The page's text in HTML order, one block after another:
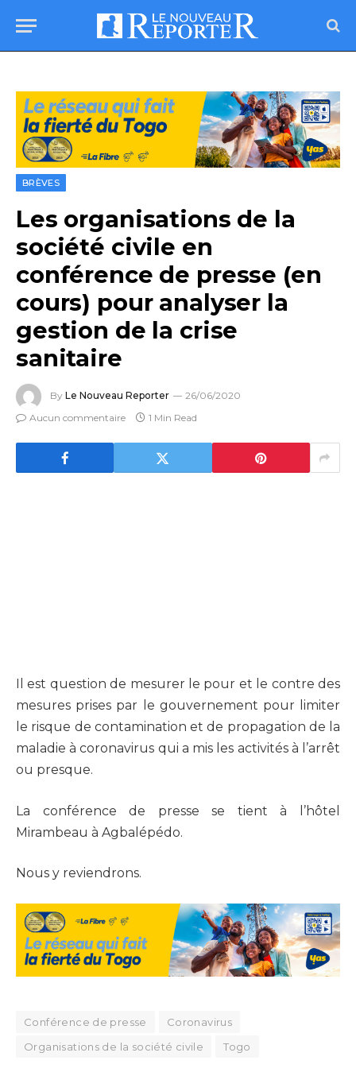
BRÈVES
Les organisations de la
société civile en
conférence de presse (en
cours) pour analyser la
gestion de la crise
sanitaire
By Le Nouveau Reporter
26/06/2020
Aucun commentaire
1 Min Read
Il est question de mesurer le pour et le contre des
mesures prises par le gouvernement pour limiter
le risque de contamination et de propagation de la
maladie à coronavirus qui a mis les activités à l’arrêt
ou presque.
La conférence de presse se tient à l’hôtel
Mirambeau à Agbalépédo.
Nous y reviendrons.
Conférence de presse
Coronavirus
Organisations de la société civile
Togo